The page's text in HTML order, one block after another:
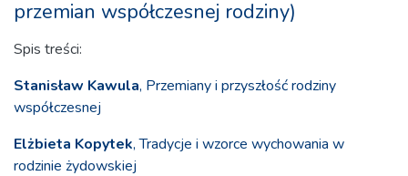
przemian współczesnej rodziny)
Spis treści:
Stanisław Kawula, Przemiany i przyszłość rodziny
współczesnej
Elżbieta Kopytek, Tradycje i wzorce wychowania w
rodzinie żydowskiej